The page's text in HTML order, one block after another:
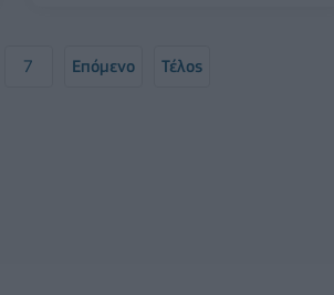
7 Επόμενο Τέλος